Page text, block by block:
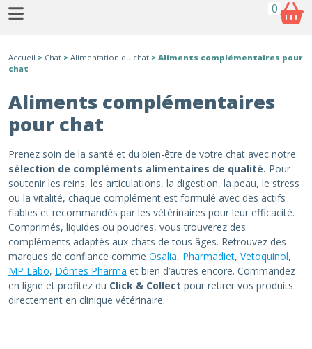
0
Accueil > Chat > Alimentation du chat > Aliments complémentaires pour
chat
Aliments complémentaires
pour chat
Prenez soin de la santé et du bien-être de votre chat avec notre
sélection de compléments alimentaires de qualité. Pour
soutenir les reins, les articulations, la digestion, la peau, le stress
ou la vitalité, chaque complément est formulé avec des actifs
fiables et recommandés par les vétérinaires pour leur efficacité.
Comprimés, liquides ou poudres, vous trouverez des
compléments adaptés aux chats de tous âges. Retrouvez des
marques de confiance comme Osalia, Pharmadiet, Vetoquinol,
MP Labo, Dômes Pharma et bien d’autres encore. Commandez
en ligne et profitez du Click & Collect pour retirer vos produits
directement en clinique vétérinaire.